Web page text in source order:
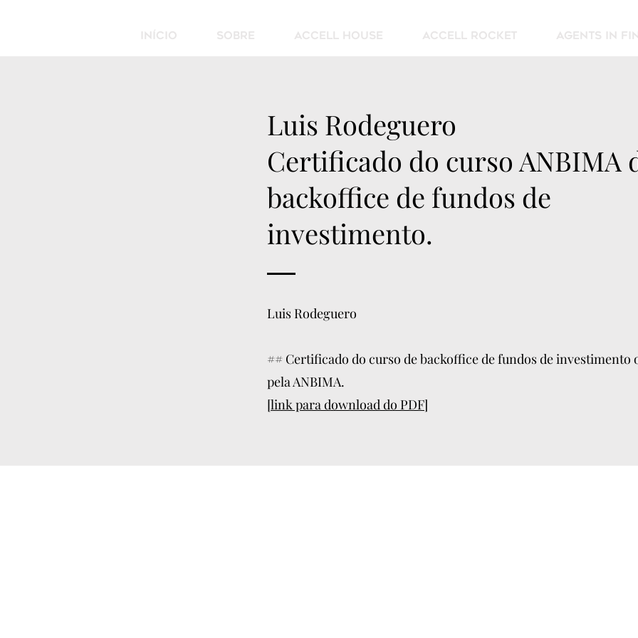
Início Sobre Accell House Accell Rocket AGENTS IN
Luis Rodeguero
Certificado do curso ANBIMA
backoffice de fundos de
investimento.
Luis Rodeguero
## Certificado do curso de backoffice de fundos de investimento
pela ANBIMA.
[link para download do PDF]